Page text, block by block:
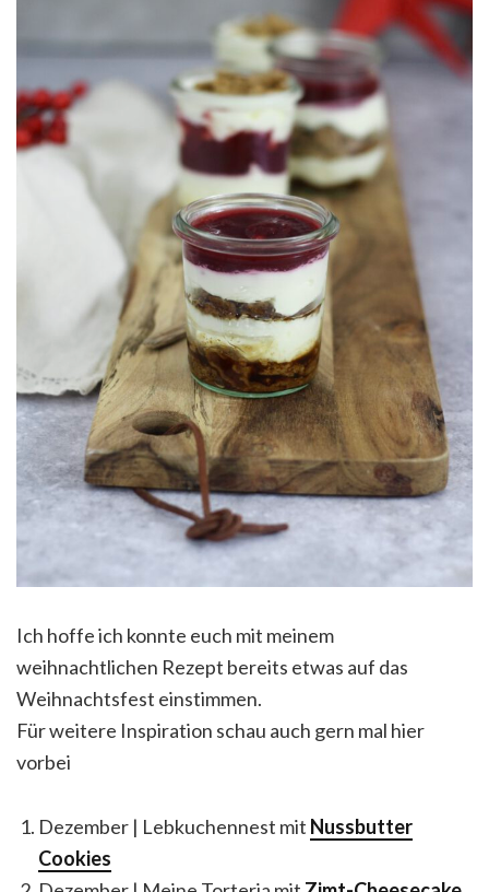
Ich hoffe ich konnte euch mit meinem
weihnachtlichen Rezept bereits etwas auf das
Weihnachtsfest einstimmen.
Für weitere Inspiration schau auch gern mal hier
vorbei
Dezember | Lebkuchennest mit Nussbutter
Cookies